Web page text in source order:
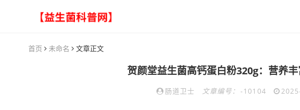
首页 未命名 文章正文
贺颜堂益生菌高钙蛋白粉320g：营养
肠道卫士 文章编号： -10104